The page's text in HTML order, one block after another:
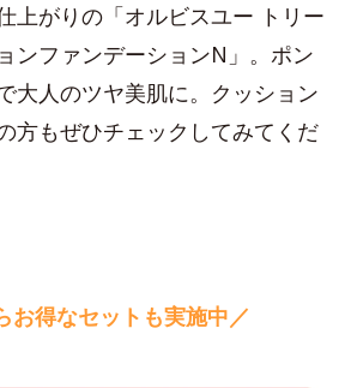
上がりの「オルビスユー トリー
ンファンデーションN」。ポン
大人のツヤ美肌に。クッション
方もぜひチェックしてみてくだ
お得なセットも実施中／